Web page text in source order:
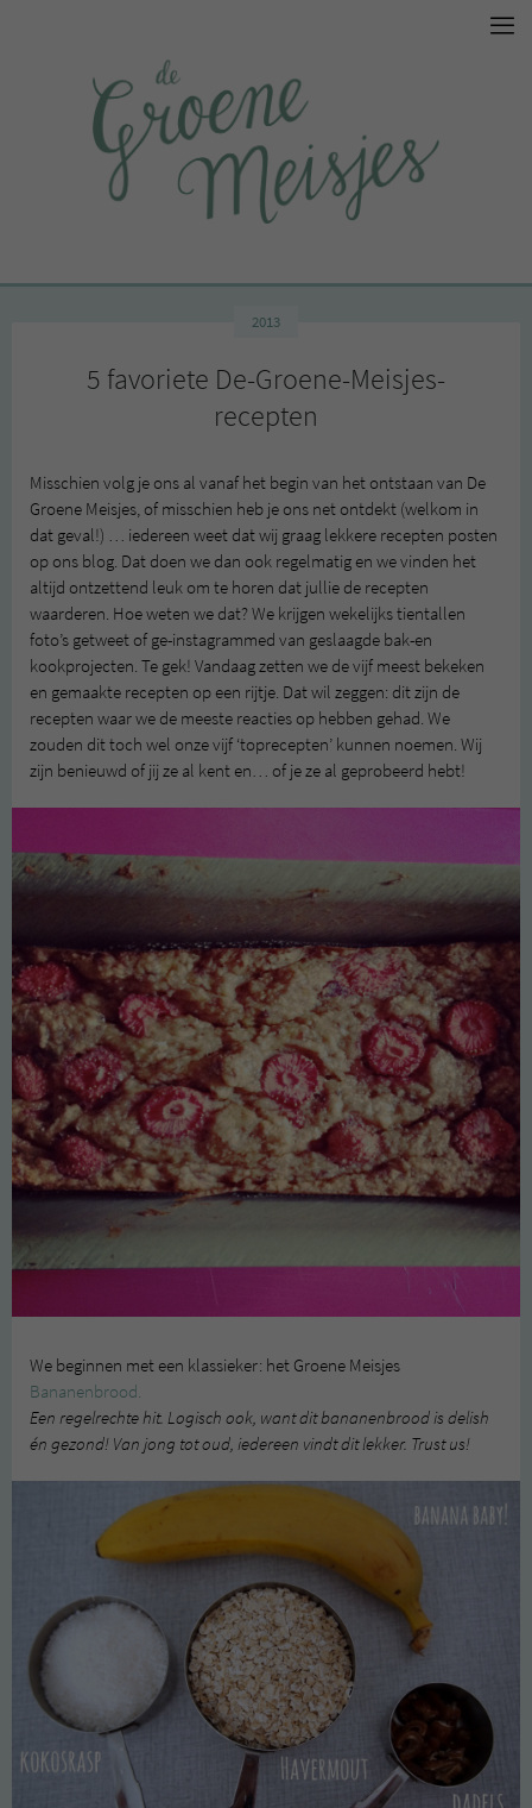
2013
5 favoriete De-Groene-Meisjes-
recepten
Misschien volg je ons al vanaf het begin van het ontstaan van De
Groene Meisjes, of misschien heb je ons net ontdekt (welkom in
dat geval!) … iedereen weet dat wij graag lekkere recepten posten
op ons blog. Dat doen we dan ook regelmatig en we vinden het
altijd ontzettend leuk om te horen dat jullie de recepten
waarderen. Hoe weten we dat? We krijgen wekelijks tientallen
foto’s getweet of ge-instagrammed van geslaagde bak-en
kookprojecten. Te gek! Vandaag zetten we de vijf meest bekeken
en gemaakte recepten op een rijtje. Dat wil zeggen: dit zijn de
recepten waar we de meeste reacties op hebben gehad. We
zouden dit toch wel onze vijf ‘toprecepten’ kunnen noemen. Wij
zijn benieuwd of jij ze al kent en… of je ze al geprobeerd hebt!
We beginnen met een klassieker: het Groene Meisjes
Bananenbrood.
Een regelrechte hit. Logisch ook, want dit bananenbrood is delish
én gezond! Van jong tot oud, iedereen vindt dit lekker. Trust us!